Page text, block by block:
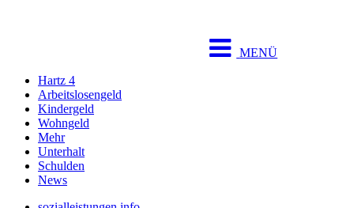
MENÜ
Hartz 4
Arbeitslosengeld
Kindergeld
Wohngeld
Mehr
Unterhalt
Schulden
News